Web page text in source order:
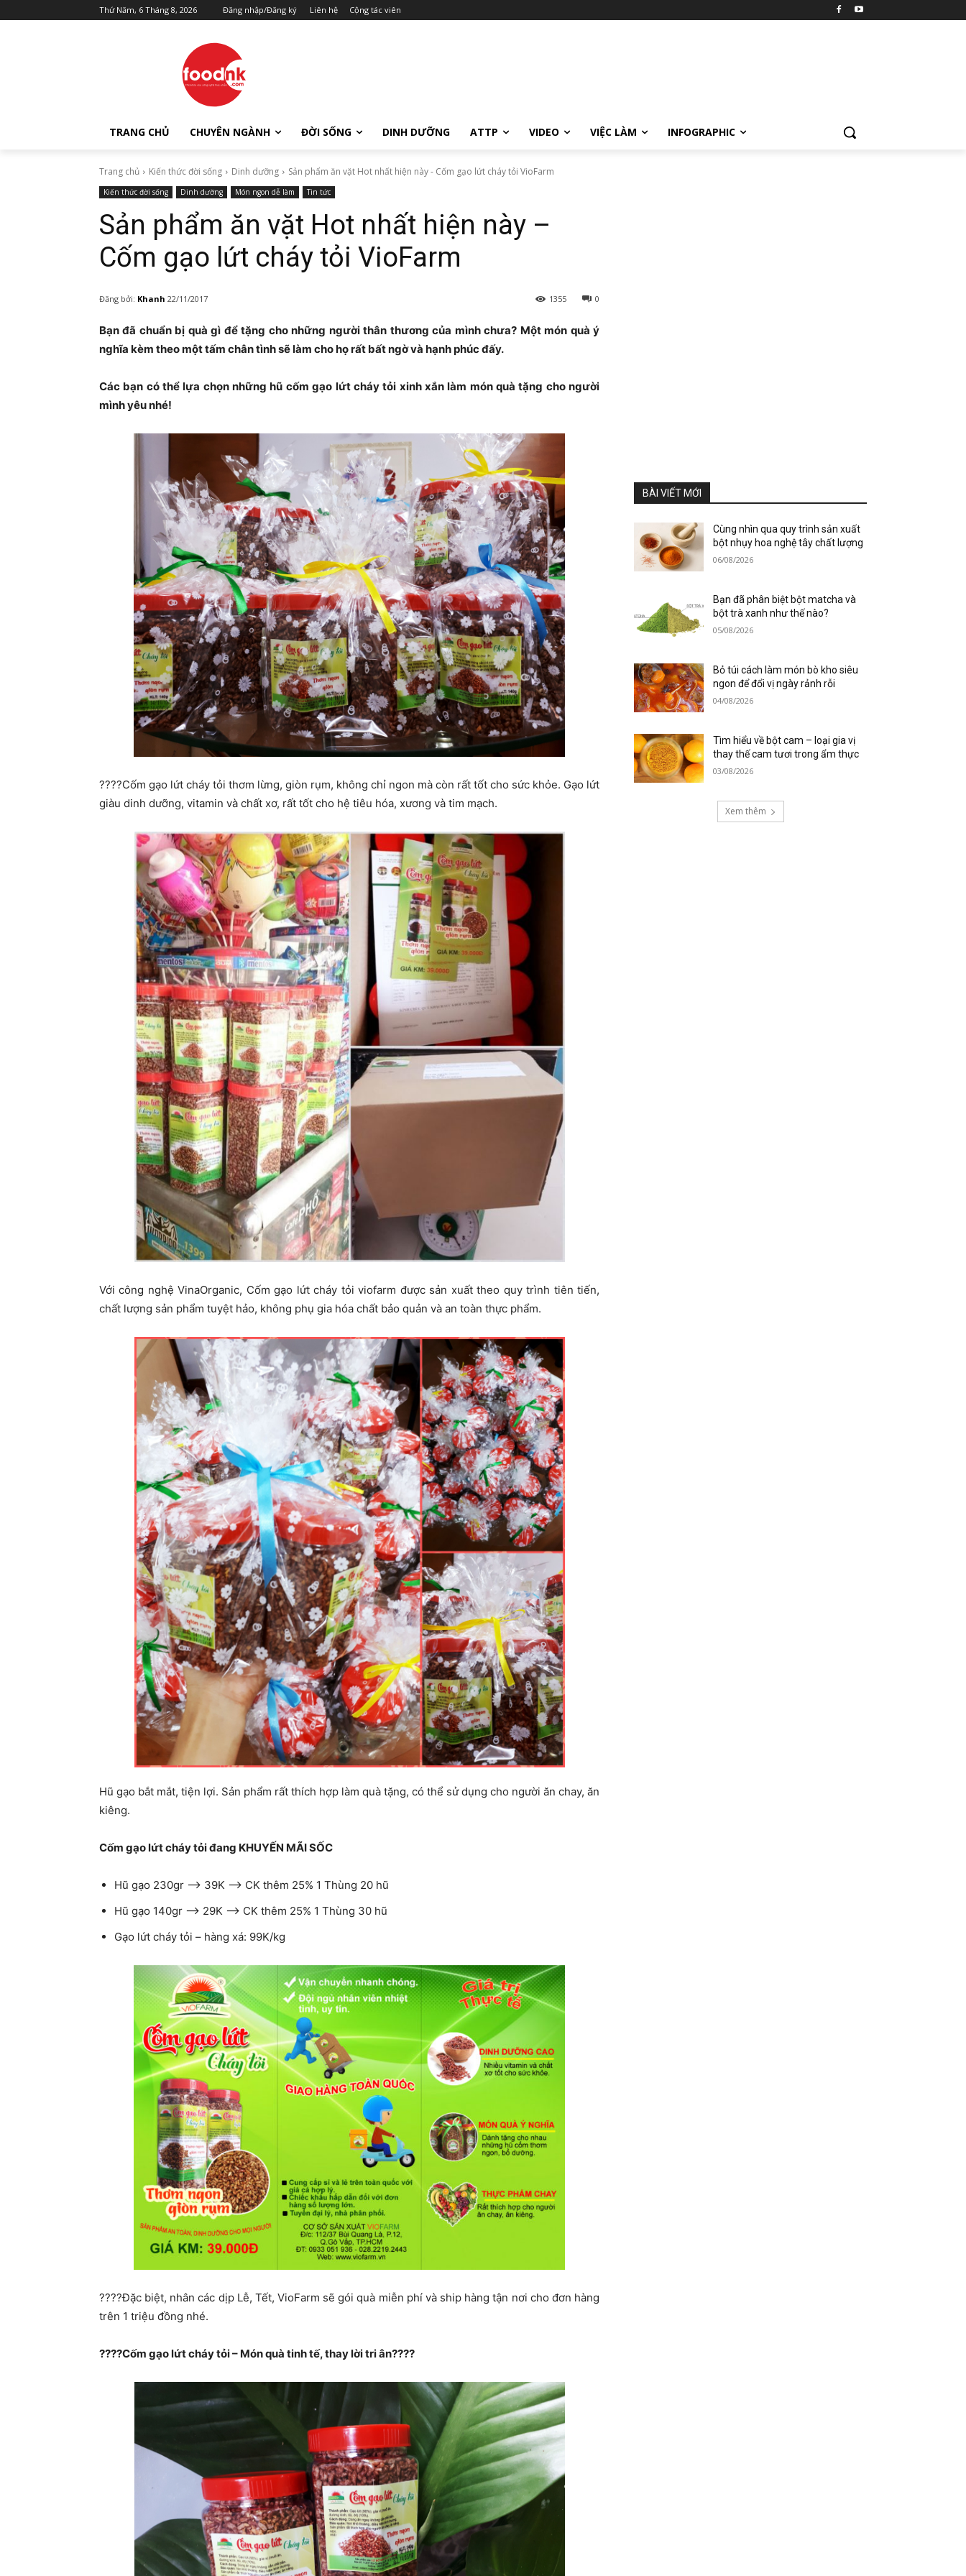
Thứ Năm, 6 Tháng 8, 2026 Đăng nhập/Đăng ký Liên hệ Cộng tác viên
TRANG CHỦ CHUYÊN NGÀNH ĐỜI SỐNG DINH DƯỠNG ATTP VIDEO VIỆC LÀM INFOGRAPHIC
Trang chủ Kiến thức đời sống Dinh dưỡng Sản phẩm ăn vặt Hot nhất hiện này - Cốm gạo lứt cháy tỏi VioFarm
Kiến thức đời sống Dinh dưỡng Món ngon dễ làm Tin tức
Sản phẩm ăn vặt Hot nhất hiện này –
Cốm gạo lứt cháy tỏi VioFarm
Đăng bởi: Khanh 22/11/2017 0
1355
Bạn đã chuẩn bị quà gì để tặng cho những người thân thương của mình chưa? Một món quà ý
nghĩa kèm theo một tấm chân tình sẽ làm cho họ rất bất ngờ và hạnh phúc đấy.
Các bạn có thể lựa chọn những hũ cốm gạo lứt cháy tỏi xinh xắn làm món quà tặng cho người
mình yêu nhé!
????️Cốm gạo lứt cháy tỏi thơm lừng, giòn rụm, không chỉ ngon mà còn rất tốt cho sức khỏe. Gạo lứt
giàu dinh dưỡng, vitamin và chất xơ, rất tốt cho hệ tiêu hóa, xương và tim mạch.
Với công nghệ VinaOrganic, Cốm gạo lứt cháy tỏi viofarm được sản xuất theo quy trình tiên tiến,
chất lượng sản phẩm tuyệt hảo, không phụ gia hóa chất bảo quản và an toàn thực phẩm.
Hũ gạo bắt mắt, tiện lợi. Sản phẩm rất thích hợp làm quà tặng, có thể sử dụng cho người ăn chay, ăn
kiêng.
Cốm gạo lứt cháy tỏi đang KHUYẾN MÃI SỐC
Hũ gạo 230gr –> 39K –> CK thêm 25% 1 Thùng 20 hũ
Hũ gạo 140gr –> 29K –> CK thêm 25% 1 Thùng 30 hũ
Gạo lứt cháy tỏi – hàng xá: 99K/kg
????️Đặc biệt, nhân các dịp Lễ, Tết, VioFarm sẽ gói quà miễn phí và ship hàng tận nơi cho đơn hàng
trên 1 triệu đồng nhé.
????Cốm gạo lứt cháy tỏi – Món quà tinh tế, thay lời tri ân????
BÀI VIẾT MỚI
Cùng nhìn qua quy trình sản xuất
bột nhụy hoa nghệ tây chất lượng
06/08/2026
Bạn đã phân biệt bột matcha và
bột trà xanh như thế nào?
05/08/2026
Bỏ túi cách làm món bò kho siêu
ngon để đổi vị ngày rảnh rỗi
04/08/2026
Tìm hiểu về bột cam – loại gia vị
thay thế cam tươi trong ẩm thực
03/08/2026
Xem thêm